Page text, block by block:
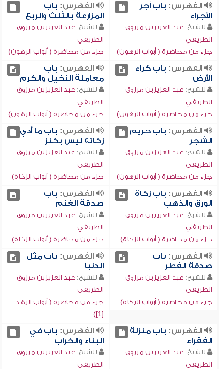
الفهرس: باب أجر
الأجراء
للشيخ: عبد العزيز بن مرزوق
الطريفي
جزء من محاضرة ( أبواب الرهون)
الفهرس: باب
المزارعة بالثلث والربع
للشيخ: عبد العزيز بن مرزوق
الطريفي
جزء من محاضرة ( أبواب الرهون)
الفهرس: باب كراء
الأرض
للشيخ: عبد العزيز بن مرزوق
الطريفي
جزء من محاضرة ( أبواب الرهون)
الفهرس: باب
معاملة النخيل والكرم
للشيخ: عبد العزيز بن مرزوق
الطريفي
جزء من محاضرة ( أبواب الرهون)
الفهرس: باب حريم
الشجر
للشيخ: عبد العزيز بن مرزوق
الطريفي
جزء من محاضرة ( أبواب الرهون)
الفهرس: باب ما أدي
زكاته ليس بكنز
للشيخ: عبد العزيز بن مرزوق
الطريفي
جزء من محاضرة ( أبواب الزكاة)
الفهرس: باب زكاة
الورق والذهب
للشيخ: عبد العزيز بن مرزوق
الطريفي
جزء من محاضرة ( أبواب الزكاة)
الفهرس: باب
صدقة الغنم
للشيخ: عبد العزيز بن مرزوق
الطريفي
جزء من محاضرة ( أبواب الزكاة)
الفهرس: باب
صدقة الفطر
للشيخ: عبد العزيز بن مرزوق
الطريفي
جزء من محاضرة ( أبواب الزكاة)
الفهرس: باب مثل
الدنيا
للشيخ: عبد العزيز بن مرزوق
الطريفي
جزء من محاضرة ( أبواب الزهد
[1])
الفهرس: باب منزلة
الفقراء
للشيخ: عبد العزيز بن مرزوق
الطريفي
الفهرس: باب في
البناء والخراب
للشيخ: عبد العزيز بن مرزوق
الطريفي